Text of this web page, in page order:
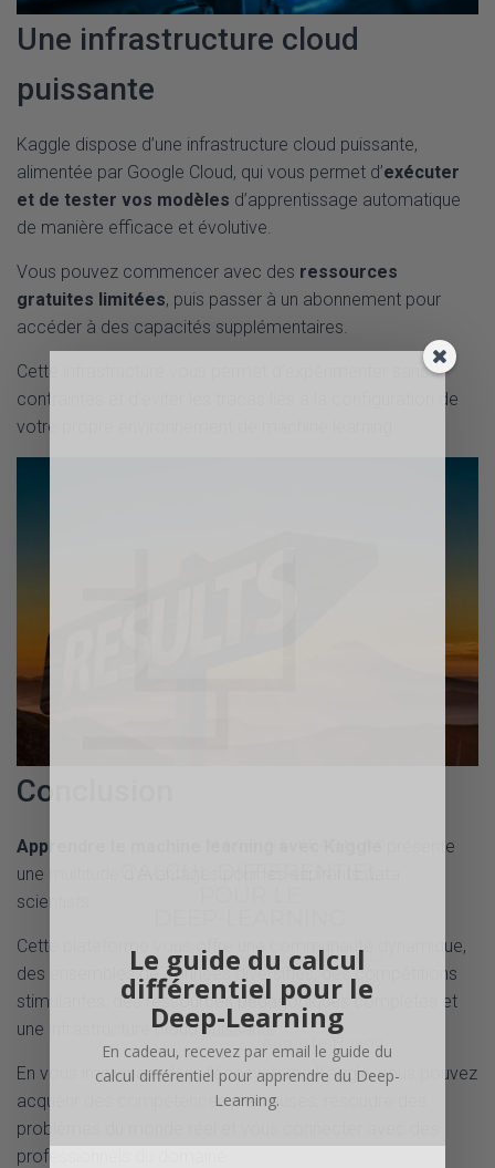
Une infrastructure cloud
puissante
Kaggle dispose d’une infrastructure cloud puissante,
alimentée par Google Cloud, qui vous permet d’exécuter
et de tester vos modèles d’apprentissage automatique
de manière efficace et évolutive.
Vous pouvez commencer avec des ressources
gratuites limitées, puis passer à un abonnement pour
accéder à des capacités supplémentaires.
Cette infrastructure vous permet d’expérimenter sans
contraintes et d’éviter les tracas liés à la configuration de
votre propre environnement de machine learning.
Conclusion
Apprendre le machine learning avec Kaggle
présente
une multitude d’avantages pour les aspirants data
scientists.
Cette plateforme vous offre une communauté dynamique,
des ensembles de données diversifiés, des compétitions
stimulantes, des ressources pédagogiques complètes et
une infrastructure cloud puissante.
En vous impliquant dans l’écosystème Kaggle, vous pouvez
acquérir des compétences précieuses, résoudre des
problèmes du monde réel et vous connecter avec des
professionnels du domaine.
Le guide du calcul
différentiel pour le
Deep-Learning
En cadeau, recevez par email le guide du
calcul différentiel pour apprendre du Deep-
Learning.